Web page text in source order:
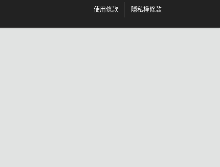
使用條款 隱私權條款